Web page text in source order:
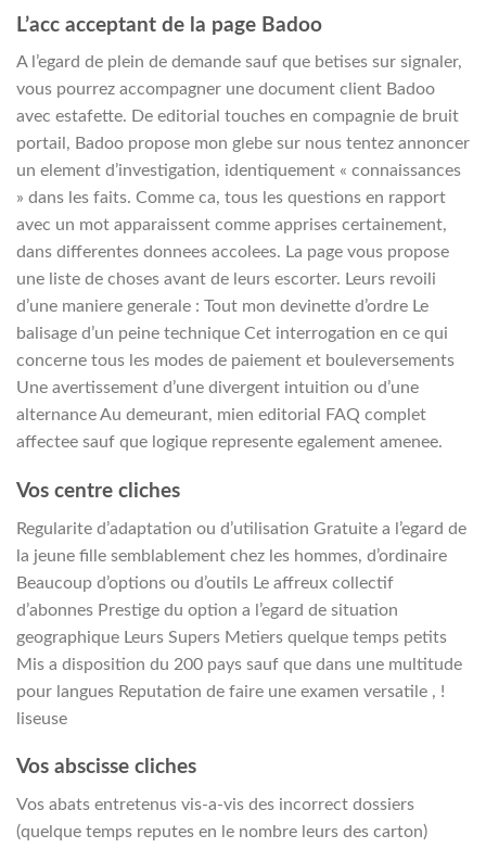
L’acc acceptant de la page Badoo
A l’egard de plein de demande sauf que betises sur signaler,
vous pourrez accompagner une document client Badoo
avec estafette. De editorial touches en compagnie de bruit
portail, Badoo propose mon glebe sur nous tentez annoncer
un element d’investigation, identiquement « connaissances
» dans les faits. Comme ca, tous les questions en rapport
avec un mot apparaissent comme apprises certainement,
dans differentes donnees accolees. La page vous propose
une liste de choses avant de leurs escorter. Leurs revoili
d’une maniere generale : Tout mon devinette d’ordre Le
balisage d’un peine technique Cet interrogation en ce qui
concerne tous les modes de paiement et bouleversements
Une avertissement d’une divergent intuition ou d’une
alternance Au demeurant, mien editorial FAQ complet
affectee sauf que logique represente egalement amenee.
Vos centre cliches
Regularite d’adaptation ou d’utilisation Gratuite a l’egard de
la jeune fille semblablement chez les hommes, d’ordinaire
Beaucoup d’options ou d’outils Le affreux collectif
d’abonnes Prestige du option a l’egard de situation
geographique Leurs Supers Metiers quelque temps petits
Mis a disposition du 200 pays sauf que dans une multitude
pour langues Reputation de faire une examen versatile , !
liseuse
Vos abscisse cliches
Vos abats entretenus vis-a-vis des incorrect dossiers
(quelque temps reputes en le nombre leurs des carton)